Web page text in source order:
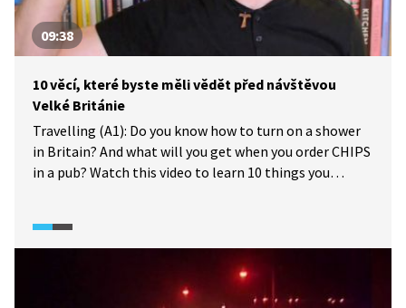
09:38
10 věcí, které byste měli vědět před návštěvou
Velké Británie
Travelling (A1): Do you know how to turn on a shower
in Britain? And what will you get when you order CHIPS
in a pub? Watch this video to learn 10 things you
A co dostanete, když si v hospodě objednáte CHIPS?
Podívejte se na toto video a dozvíte se 10 věcí, které
byste rozhodně měli vědět, než vyrazíte do Británie.